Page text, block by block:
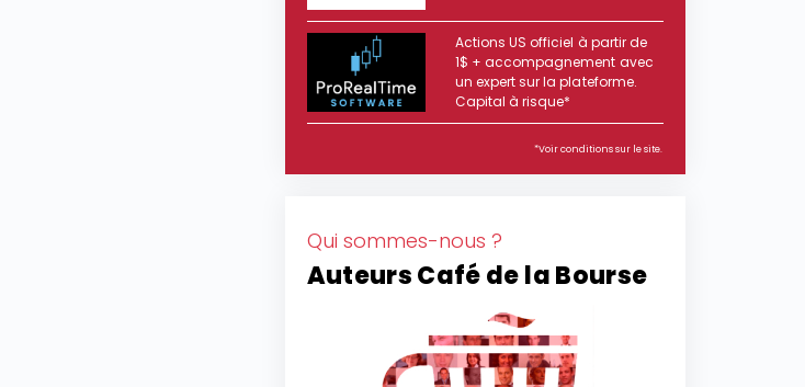
Actions US officiel à partir de
1$ + accompagnement avec
un expert sur la plateforme.
Capital à risque*
*Voir conditions sur le site.
Qui sommes-nous ?
Auteurs Café de la Bourse